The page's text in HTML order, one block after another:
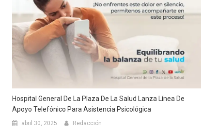
Hospital General De La Plaza De La Salud Lanza Línea De
Apoyo Telefónico Para Asistencia Psicológica
abril 30, 2025 Redacción